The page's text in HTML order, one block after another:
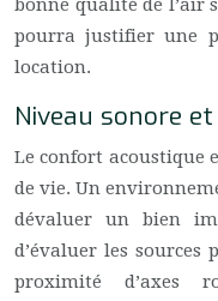
bonne qualité de l’air
pourra justifier une
location.
Niveau sonore
Le confort acoustique
de vie. Un
dévaluer un bien
d’évaluer les sources
proximité d’axes